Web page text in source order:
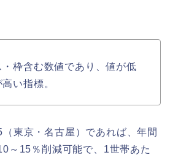
枠含む数値であり、値が低
い指標。
東京・名古屋）であれば、年間
～15％削減可能で、1世帯あた